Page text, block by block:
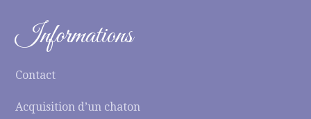
Informations
Contact
Acquisition d’un chaton